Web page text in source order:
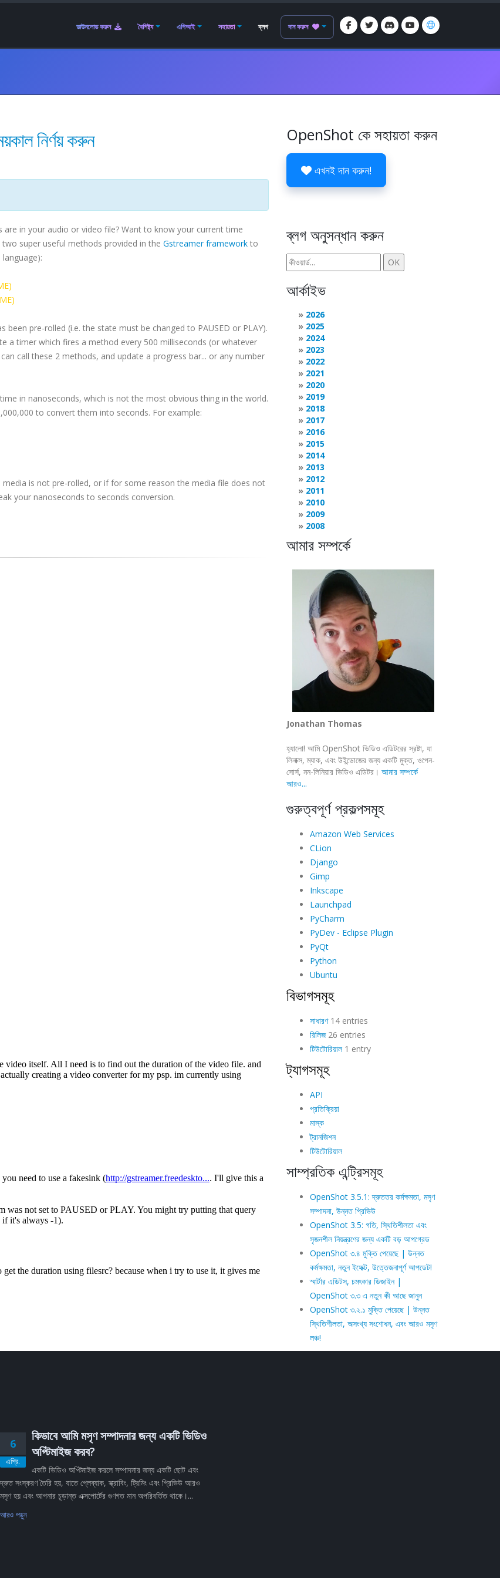
ডাউনলোড করুন বৈশিষ্ট্য এপিআই সহায়তা ব্লগ দান করুন
নির্ণয় করুন
in your audio or video file? Want to know your current time
super useful methods provided in the Gstreamerframework to
language):
been pre-rolled (i.e. the state must be changed to PAUSED or PLAY).
a timer which fires a method every 500 milliseconds (or whatever
call these 2 methods, and update a progress bar... or any number
in nanoseconds, which is not the most obvious thing in the world.
to convert them into seconds. For example:
media is not pre-rolled, or if for some reason the media file does not
your nanoseconds to seconds conversion.
OpenShot কে সহায়তা করুন
এখনই দান করুন!
ব্লগ অনুসন্ধান করুন
আর্কাইভ
2026
2025
2024
2023
2022
2021
2020
2019
2018
2017
2016
2015
2014
2013
2012
2011
2010
2009
2008
আমার সম্পর্কে
Jonathan Thomas
হ্যালো! আমি OpenShot ভিডিও এডিটরের স্রষ্টা, যা
লিনাক্স, ম্যাক, এবং উইন্ডোজের জন্য একটি মুক্ত, ওপেন-
সোর্স, নন-লিনিয়ার ভিডিও এডিটর। আমার সম্পর্কে
আরও...
গুরুত্বপূর্ণ প্রকল্পসমূহ
Amazon Web Services
CLion
Django
Gimp
Inkscape
Launchpad
PyCharm
PyDev - Eclipse Plugin
PyQt
Python
Ubuntu
বিভাগসমূহ
সাধারণ14 entries
রিলিজ26 entries
টিউটোরিয়াল1 entry
ট্যাগসমূহ
API
প্রতিক্রিয়া
মাস্ক
ট্রানজিশন
টিউটোরিয়াল
সাম্প্রতিক এন্ট্রিসমূহ
OpenShot 3.5.1: দ্রুততর কর্মক্ষমতা, মসৃণ
সম্পাদনা, উন্নত প্রিভিউ
OpenShot 3.5: গতি, স্থিতিশীলতা এবং
সৃজনশীল নিয়ন্ত্রণের জন্য একটি বড় আপগ্রেড
OpenShot ৩.৪ মুক্তি পেয়েছে | উন্নত
কর্মক্ষমতা, নতুন ইফেক্ট, উত্তেজনাপূর্ণ আপডেট!
স্মার্টার এডিটস, চমৎকার ডিজাইন |
OpenShot ৩.৩ এ নতুন কী আছে জানুন
OpenShot ৩.২.১ মুক্তি পেয়েছে | উন্নত
স্থিতিশীলতা, অসংখ্য সংশোধন, এবং আরও মসৃণ
লঞ্চ!
6
এপ্রি.
কিভাবে আমি মসৃণ সম্পাদনার জন্য একটি ভিডিও
অপ্টিমাইজ করব?
একটি ভিডিও অপ্টিমাইজ করলে সম্পাদনার জন্য একটি ছোট এবং
দ্রুত সংস্করণ তৈরি হয়, যাতে প্লেব্যাক, স্ক্রাবিং, ট্রিমিং এবং প্রিভিউ আরও
মসৃণ হয় এবং আপনার চূড়ান্ত এক্সপোর্টের গুণগত মান অপরিবর্তিত থাকে।...
আরও পড়ুন